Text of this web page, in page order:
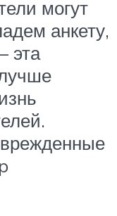
могут
анкету,
эта